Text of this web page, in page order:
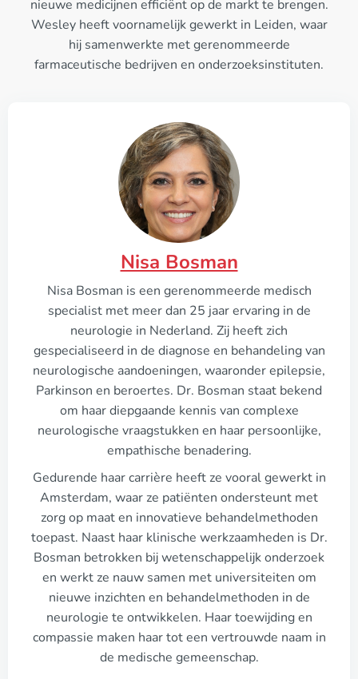
nieuwe medicijnen efficiënt op de markt te brengen.
Wesley heeft voornamelijk gewerkt in Leiden, waar
hij samenwerkte met gerenommeerde
farmaceutische bedrijven en onderzoeksinstituten.
Nisa Bosman
Nisa Bosman is een gerenommeerde medisch
specialist met meer dan 25 jaar ervaring in de
neurologie in Nederland. Zij heeft zich
gespecialiseerd in de diagnose en behandeling van
neurologische aandoeningen, waaronder epilepsie,
Parkinson en beroertes. Dr. Bosman staat bekend
om haar diepgaande kennis van complexe
neurologische vraagstukken en haar persoonlijke,
empathische benadering.
Gedurende haar carrière heeft ze vooral gewerkt in
Amsterdam, waar ze patiënten ondersteunt met
zorg op maat en innovatieve behandelmethoden
toepast. Naast haar klinische werkzaamheden is Dr.
Bosman betrokken bij wetenschappelijk onderzoek
en werkt ze nauw samen met universiteiten om
nieuwe inzichten en behandelmethoden in de
neurologie te ontwikkelen. Haar toewijding en
compassie maken haar tot een vertrouwde naam in
de medische gemeenschap.